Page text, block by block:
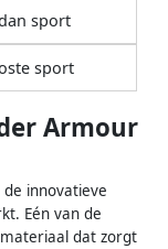
sport
sport
Armour
innovatieve
Eén van de
dat zorgt